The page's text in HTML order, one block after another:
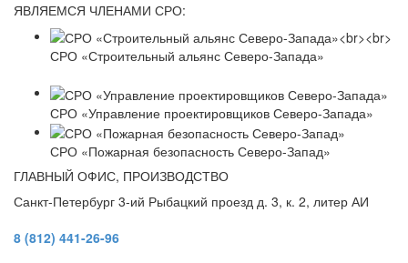
ЯВЛЯЕМСЯ ЧЛЕНАМИ СРО:
СРО «Строительный альянс Северо-Запада»
СРО «Управление проектировщиков Северо-Запада»
СРО «Пожарная безопасность Северо-Запад»
ГЛАВНЫЙ ОФИС, ПРОИЗВОДСТВО
Санкт-Петербург 3-ий Рыбацкий проезд д. 3, к. 2, литер АИ
8 (812) 441-26-96